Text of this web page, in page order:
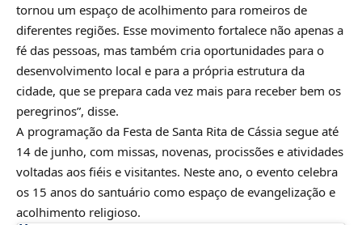
tornou um espaço de acolhimento para romeiros de
diferentes regiões. Esse movimento fortalece não apenas a
fé das pessoas, mas também cria oportunidades para o
desenvolvimento local e para a própria estrutura da
cidade, que se prepara cada vez mais para receber bem os
peregrinos”, disse.
A programação da Festa de Santa Rita de Cássia segue até
14 de junho, com missas, novenas, procissões e atividades
voltadas aos fiéis e visitantes. Neste ano, o evento celebra
os 15 anos do santuário como espaço de evangelização e
acolhimento religioso.